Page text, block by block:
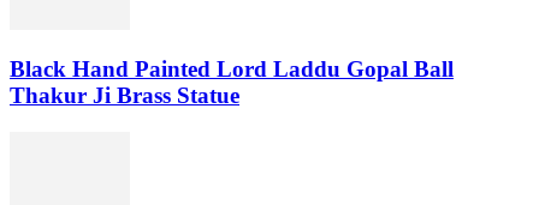
Black Hand Painted Lord Laddu Gopal Ball
Thakur Ji Brass Statue